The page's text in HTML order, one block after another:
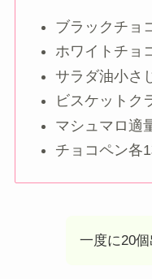
ブラックチョ
ホワイトチョ
サラダ油小さ
ビスケットク
マシュマロ適
チョコペン各
一度に20